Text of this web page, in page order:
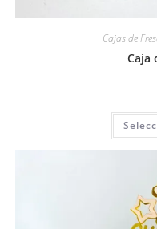
Cajas de
Caja